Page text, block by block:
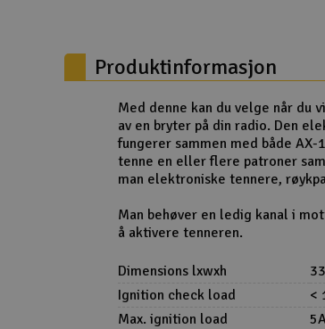
Helikopter
Kamerautstyr
Modellbygging, LEGO & byggesett
Modelljernbane
Motor & tilbehør
Radioutstyr
Raketter
Produktinformasjon
Med denne kan du velge når du
av en bryter på din radio. Den
fungerer sammen med både
tenne en eller flere patroner
man elektroniske tennere,
Man behøver en ledig kanal i
å aktivere tenneren.
Dimensions lxwxh
Ignition check load
<
Max. ignition load